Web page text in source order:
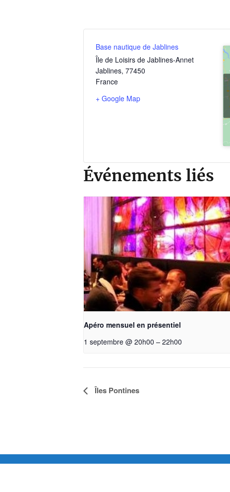
Base nautique de Jablines
Île de Loisirs de Jablines-Annet
Jablines, 77450
France
+ Google Map
Événements liés
Apéro mensuel en présentiel
1 septembre @ 20h00 – 22h00
Navigation
Îles Pontines